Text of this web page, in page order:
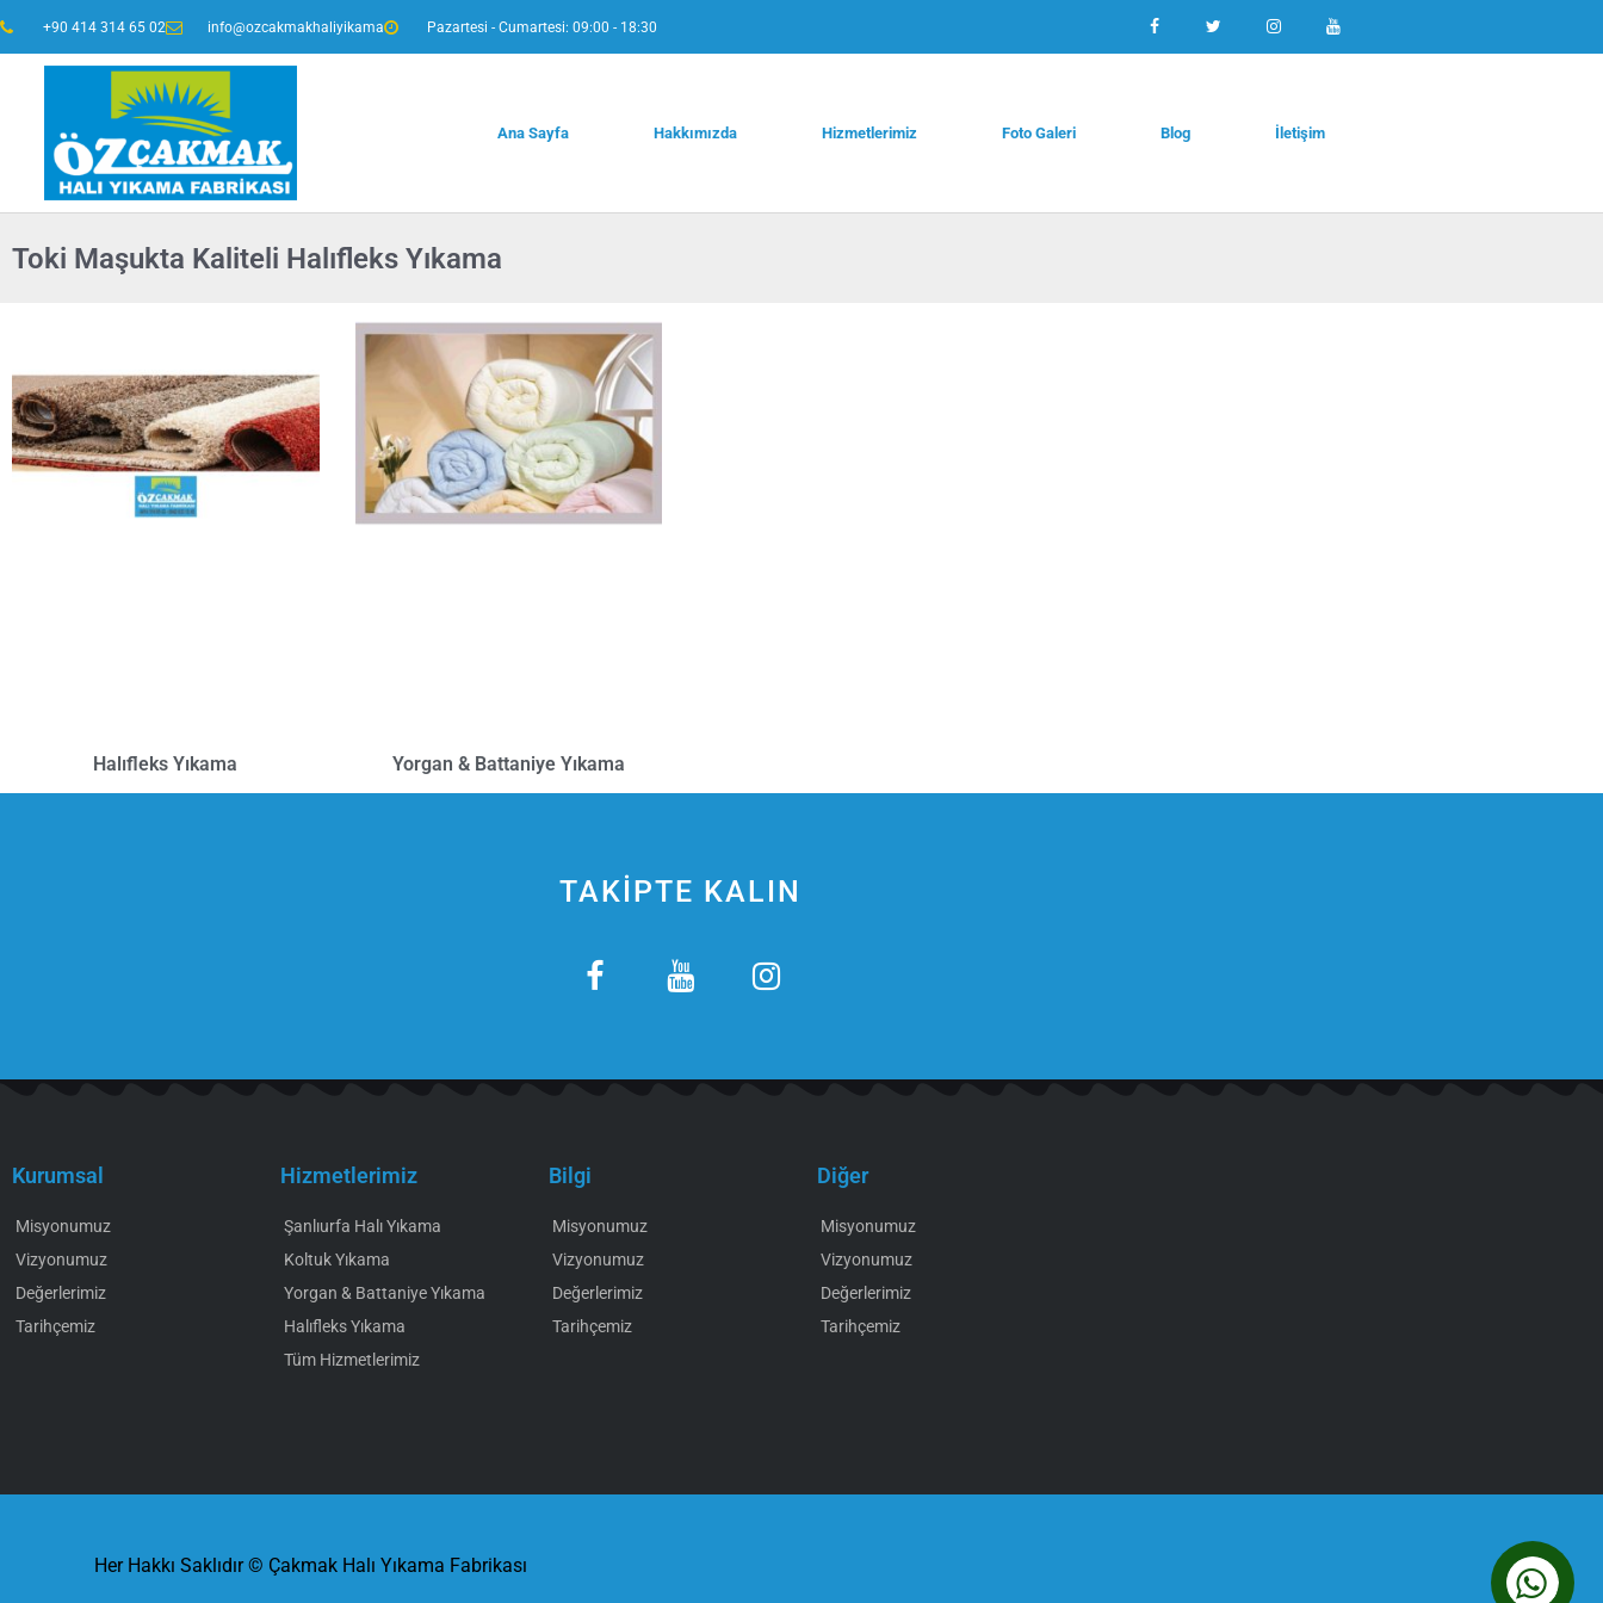
+90 414 314 65 02 info@ozcakmakhaliyikama Pazartesi - Cumartesi: 09:00 - 18:30
Ana Sayfa Hakkımızda Hizmetlerimiz Foto Galeri Blog İletişim
Toki Maşukta Kaliteli Halıfleks Yıkama
Halıfleks Yıkama Yorgan & Battaniye Yıkama
TAKİPTE KALIN
Kurumsal
Misyonumuz
Vizyonumuz
Değerlerimiz
Tarihçemiz
Hizmetlerimiz
Şanlıurfa Halı Yıkama
Koltuk Yıkama
Yorgan & Battaniye Yıkama
Halıfleks Yıkama
Tüm Hizmetlerimiz
Bilgi
Misyonumuz
Vizyonumuz
Değerlerimiz
Tarihçemiz
Diğer
Misyonumuz
Vizyonumuz
Değerlerimiz
Tarihçemiz
Her Hakkı Saklıdır © Çakmak Halı Yıkama Fabrikası